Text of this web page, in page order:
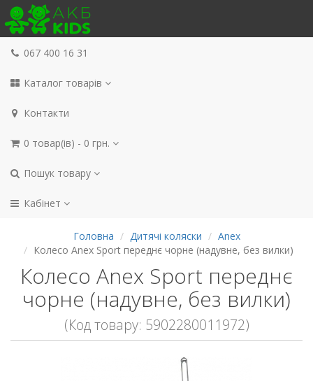
067 400 16 31
Каталог товарів
Контакти
0 товар(ів) - 0 грн.
Пошук товару
Кабінет
Головна Дитячі коляски
Anex
Колесо Anex Sport переднє чорне (надувне, без вилки)
Колесо Anex Sport переднє
чорне (надувне, без вилки)
(Код товару: 5902280011972)